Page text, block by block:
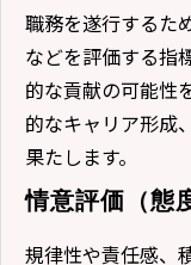
職務を遂行するた
などを評価する指
的な貢献の可能性
的なキャリア形成
果たします。
情意評価（態
規律性や責任感、